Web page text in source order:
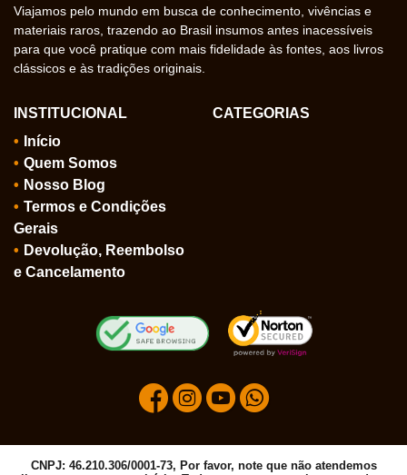
Viajamos pelo mundo em busca de conhecimento, vivências e
materiais raros, trazendo ao Brasil insumos antes inacessíveis
para que você pratique com mais fidelidade às fontes, aos livros
clássicos e às tradições originais.
INSTITUCIONAL
Início
Quem Somos
Nosso Blog
Termos e Condições
Gerais
Devolução, Reembolso
e Cancelamento
CATEGORIAS
CNPJ: 46.210.306/0001-73, Por favor, note que não atendemos